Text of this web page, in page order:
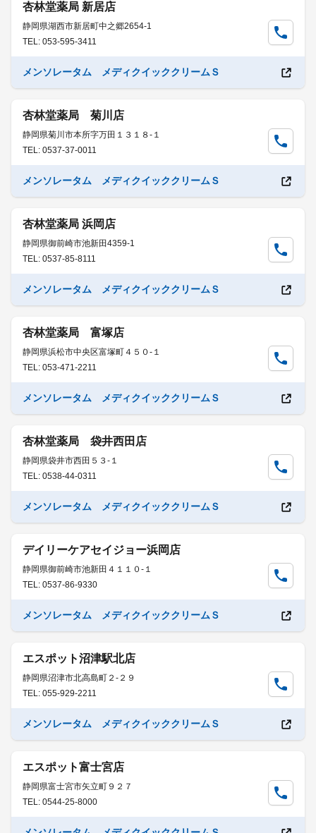
杏林堂薬局 新居店
静岡県湖西市新居町中之郷2654-1
TEL: 053-595-3411
メンソレータム メディクイッククリームＳ
杏林堂薬局 菊川店
静岡県菊川市本所字万田１３１８-１
TEL: 0537-37-0011
メンソレータム メディクイッククリームＳ
杏林堂薬局 浜岡店
静岡県御前崎市池新田4359-1
TEL: 0537-85-8111
メンソレータム メディクイッククリームＳ
杏林堂薬局 富塚店
静岡県浜松市中央区富塚町４５０-１
TEL: 053-471-2211
メンソレータム メディクイッククリームＳ
杏林堂薬局 袋井西田店
静岡県袋井市西田５３-１
TEL: 0538-44-0311
メンソレータム メディクイッククリームＳ
デイリーケアセイジョー浜岡店
静岡県御前崎市池新田４１１０-１
TEL: 0537-86-9330
メンソレータム メディクイッククリームＳ
エスポット沼津駅北店
静岡県沼津市北高島町２-２９
TEL: 055-929-2211
メンソレータム メディクイッククリームＳ
エスポット富士宮店
静岡県富士宮市矢立町９２７
TEL: 0544-25-8000